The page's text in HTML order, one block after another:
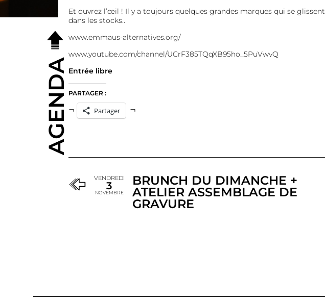
Et ouvrez l’œil ! Il y a toujours quelques grandes marques qui se glissent
dans les stocks..
www.emmaus-alternatives.org/
www.youtube.com/channel/UCrF385TQqXB95ho_5PuVwvQ
Entrée libre
PARTAGER :
Partager
VENDREDI
3
NOVEMBRE
BRUNCH DU DIMANCHE +
ATELIER ASSEMBLAGE DE
GRAVURE
AGENDA